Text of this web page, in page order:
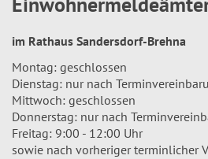
im Rathaus Sandersdorf-Brehna
Montag: geschlossen
Dienstag: nur nach
Mittwoch: geschlossen
Donnerstag: nur nach
Freitag: 9:00 - 12:00 Uhr
sowie nach vorheriger terminlicher